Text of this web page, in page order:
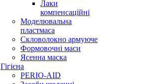
Лаки
компенсаційні
Моделювальна
пластмаса
Скловолокно армуюче
Формовочні маси
Ясенна маска
Гігієна
PERIO-AID